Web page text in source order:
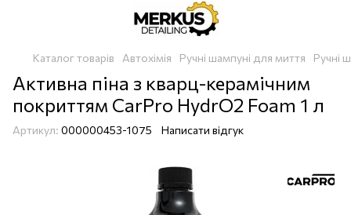
Каталог товарів Автохімія Ручні шампуні для миття Ручні
Активна піна з кварц-керамічним
покриттям CarPro HydrО2 Foam 1 л
Артикул: 000000453-1075 Написати відгук